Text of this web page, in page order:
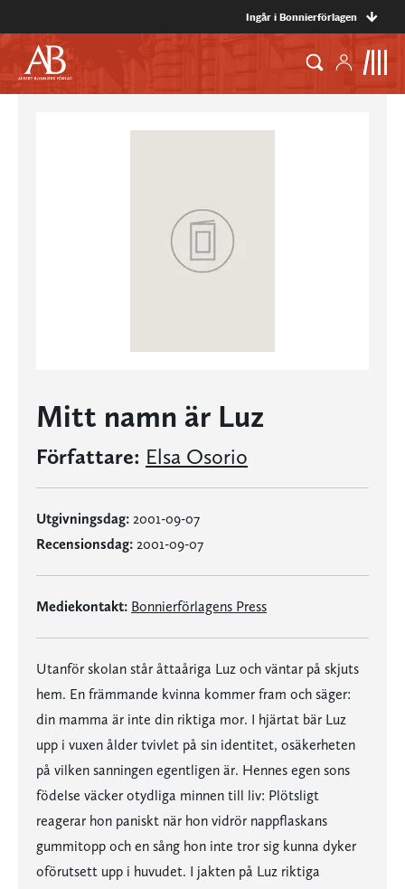
Ingår i Bonnierförlagen
Mitt namn är Luz
Författare: Elsa Osorio
Utgivningsdag: 2001-09-07
Recensionsdag: 2001-09-07
Mediekontakt: Bonnierförlagens Press
Utanför skolan står åttaåriga Luz och väntar på skjuts
hem. En främmande kvinna kommer fram och säger:
din mamma är inte din riktiga mor. I hjärtat bär Luz
upp i vuxen ålder tvivlet på sin identitet, osäkerheten
på vilken sanningen egentligen är. Hennes egen sons
födelse väcker otydliga minnen till liv: Plötsligt
reagerar hon paniskt när hon vidrör nappflaskans
gummitopp och en sång hon inte tror sig kunna dyker
oförutsett upp i huvudet. I jakten på Luz riktiga